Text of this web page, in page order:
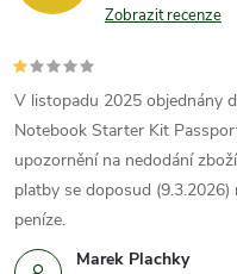
Zobrazit recenze
Marek Plachky
V listopadu 2025 objednány
Notebook Starter Kit
upozornění na nedodání
platby se doposud
peníze.